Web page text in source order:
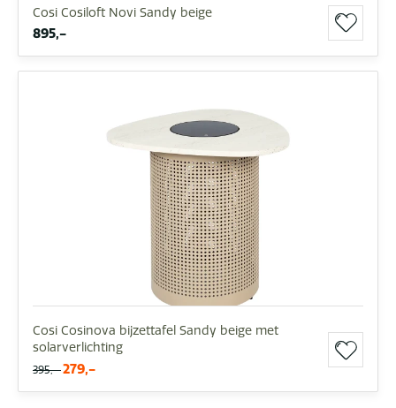
Cosi Cosiloft Novi Sandy beige
895,-
Cosi Cosinova bijzettafel Sandy beige met
solarverlichting
395,- 279,-